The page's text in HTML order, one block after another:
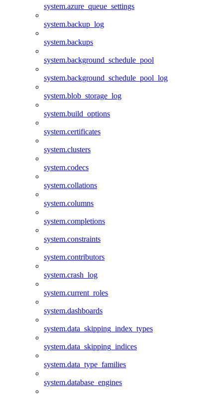
system.azure_queue_settings
system.backup_log
system.backups
system.background_schedule_pool
system.background_schedule_pool_log
system.blob_storage_log
system.build_options
system.certificates
system.clusters
system.codecs
system.collations
system.columns
system.completions
system.constraints
system.contributors
system.crash_log
system.current_roles
system.dashboards
system.data_skipping_index_types
system.data_skipping_indices
system.data_type_families
system.database_engines